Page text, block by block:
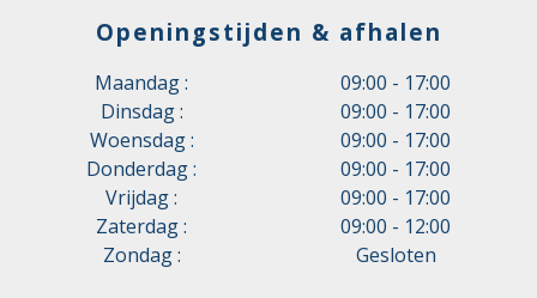
Openingstijden & afhalen
Maandag :
09:00 - 17:00
Dinsdag :
09:00 - 17:00
Woensdag :
09:00 - 17:00
Donderdag :
09:00 - 17:00
Vrijdag :
09:00 - 17:00
Zaterdag :
09:00 - 12:00
Zondag :
Gesloten